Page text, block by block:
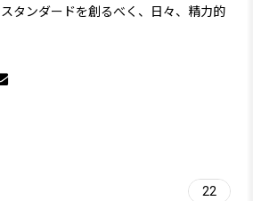
タンダードを創るべく、日々、精力的
22